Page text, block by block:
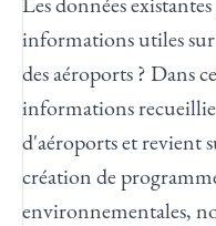
informations utiles
des aéroports ? Dans
informations
d'aéroports et revient
création de
environnementales,